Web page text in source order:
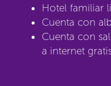
Hotel familiar
Cuenta con
Cuenta con
a internet